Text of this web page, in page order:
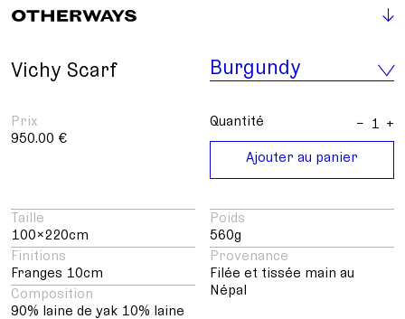
Vichy Scarf Burgundy
Prix
950.00 €
Quantité − +
Ajouter au panier
Taille
100×220cm
Finitions
Franges 10cm
Composition
90% laine de yak 10% laine
Poids
560
Provenance
Filée et tissée main au
Népal